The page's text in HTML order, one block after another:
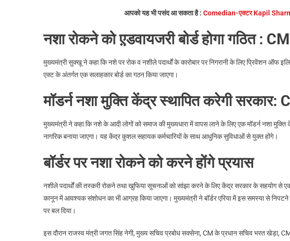
आपको यह भी पसंद आ सकता है : Comedian-एक्टर Kapil
नशा रोकने को ए़डवायजरी बोर्ड होगा गठित:
मुख्यमंत्री सुक्खू ने कहा कि नशे पर रोक व नशीले पदार्थों के कारोबार पर निगरानी के लिए प्रिवेंशन ऑफ
एक्ट के अंतर्गत एक सलाहकार बोर्ड का गठन किया जाएगा।
मॉडर्न नशा मुक्ति केंद्र स्थापित करेगी सरकार:
मुख्यमंत्री ने कहा कि नशे के आदी लोगों को समाज की मुख्यधारा में वापस लाने के लिए एक मॉडर्न नशा मुक्ति
नागरिक बनाया जाएगा। यह केंद्र कुशल सहायक कर्मचारियों के साथ आधुनिक सुविधाओं से युक्त होंगे।
बॉर्डर पर नशा रोकने को करने होंगे प्रयास
नशीले पदार्थों की तस्करी रोकने तथा खुफिया सूचनाओं को सांझा करने के लिए केंद्र सरकार के सहयोग से
कानून में आवश्यक संशोधन का भी आग्रह किया जाएगा। मुख्यमंत्री ने बॉर्डर एरिया में इस समस्या से
पर बल दिया।
इस दौरान राजस्व मंत्री जगत सिंह नेगी, मुख्य सचिव प्रबोध सक्सेना, CM के प्रधान सचिव भरत खेड़ा,